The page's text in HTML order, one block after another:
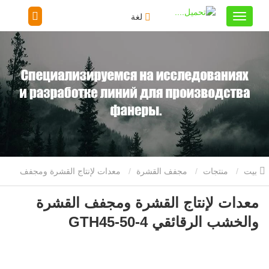
لغة
منتجات مجفف القشرة معدات لإنتاج القشرة ومجفف
القشرة والخشب الرقائقي GTH45-50-4
معدات لإنتاج القشرة ومجفف القشرة
والخشب الرقائقي GTH45-50-4